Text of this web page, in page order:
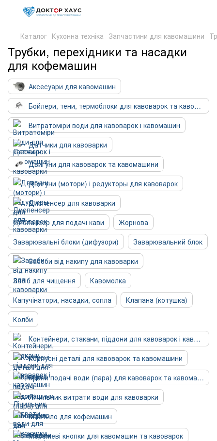
Каталог Кухонна техніка Запчастини для кавомашини
Трубки, перехідники та насадки
для кофемашин
Аксесуари для кавомашин
Бойлери, тени, термоблоки для кавоварок та кавомашин
Витратоміри води для кавоварок і кавомашин
Датчики для кавоварки
Двигуни для кавоварок та кавомашини
Двигуни (мотори) і редукторы для кавоварок
Диспенсер для кавоварки
Диспансер для подачі кави
Жорнова
Заварювальні блоки (дифузори)
Заварювальний блок
Засоби від накипу для кавоварки
Засіб для чищення
Кавомолка
Капучінатори, насадки, сопла
Клапана (котушка)
Колби
Контейнери, стакани, піддони для кавоварок і кавомашин
Корпусні деталі для кавоварок та кавомашини
Крани подачі води (пара) для кавоварок та кавомашин
Лічильник витрати води для кавоварки
Мастило для кофемашин
Мережеві кнопки для кавомашин та кавоварок